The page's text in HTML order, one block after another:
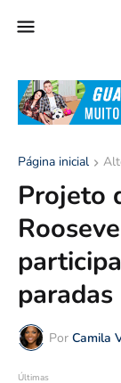
Página inicial
Projeto
paradas
Por Camila
Últimas